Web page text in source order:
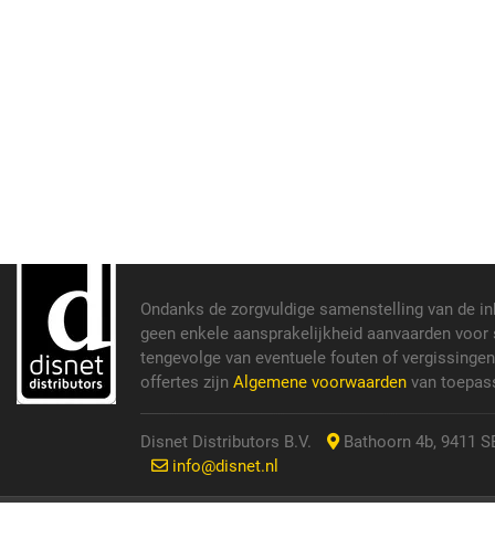
Ondanks de zorgvuldige samenstelling van de
geen enkele aansprakelijkheid aanvaarden
tengevolge van eventuele fouten of
offertes zijn Algemene voorwaarden van
Disnet Distributors B.V.
Bathoorn 4b, 9411
info@disnet.nl